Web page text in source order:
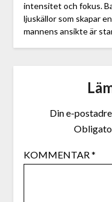
intensitet och fokus.
ljuskällor som skapar
mannens ansikte är
Din e-
KOMMENTAR *